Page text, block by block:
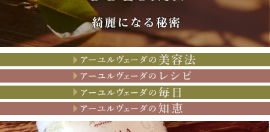
アーユルヴェーダの美容法
アーユルヴェーダのレシピ
アーユルヴェーダの思考
アーユルヴェーダの知恵